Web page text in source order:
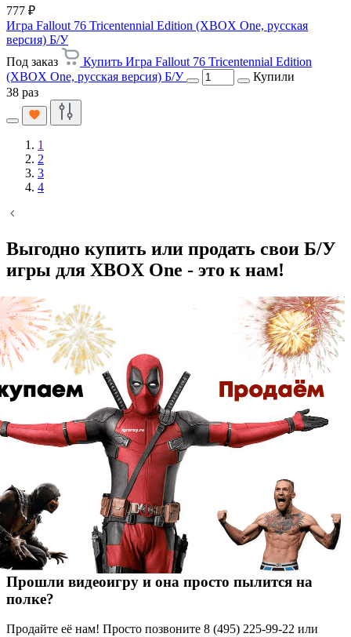
777 ₽
Игра Fallout 76 Tricentennial Edition (XBOX One, русская
версия) Б/У
Под заказ
Купить Игра Fallout 76 Tricentennial Edition
(XBOX One, русская версия) Б/У
Купили
38 раз
1
2
3
4
Выгодно купить или продать свои Б/У
игры для XBOX One - это к нам!
Прошли видеоигру и она просто пылится на
полке?
Продайте её нам! Просто позвоните 8 (495) 225-99-22 или